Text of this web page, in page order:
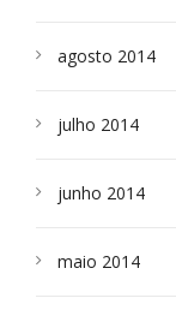
agosto 2014
julho 2014
junho 2014
maio 2014